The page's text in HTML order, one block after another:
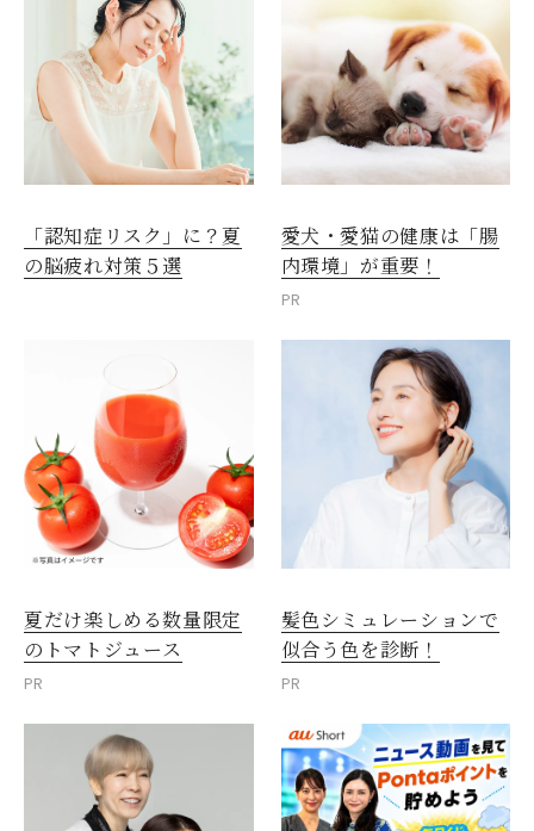
「認知症リスク」に？夏
の脳疲れ対策５選
愛犬・愛猫の健康は「腸
内環境」が重要！
PR
夏だけ楽しめる数量限定
のトマトジュース
PR
髪色シミュレーションで
似合う色を診断！
PR